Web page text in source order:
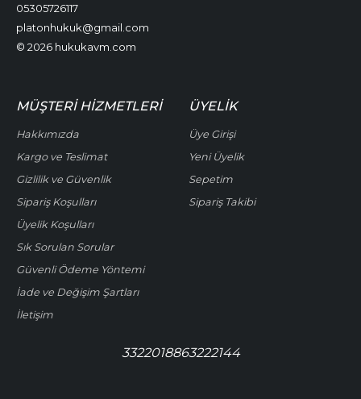
05305726117
platonhukuk@gmail.com
© 2026 hukukavm.com
MÜŞTERI HIZMETLERI
Hakkımızda
Kargo ve Teslimat
Gizlilik ve Güvenlik
Sipariş Koşulları
Üyelik Koşulları
Sık Sorulan Sorular
Güvenli Ödeme Yöntemi
İade ve Değişim Şartları
İletişim
ÜYELIK
Üye Girişi
Yeni Üyelik
Sepetim
Sipariş Takibi
3322018863222144